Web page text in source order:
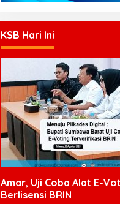
KSB Hari Ini
Amar, Uji Coba Alat E-
Berlisensi BRIN